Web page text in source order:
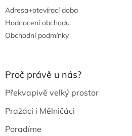
Adresa+otevírací doba
Hodnocení obchodu
Obchodní podmínky
Proč právě u nás?
Překvapivě velký prostor
Pražáci i Mělničáci
Poradíme